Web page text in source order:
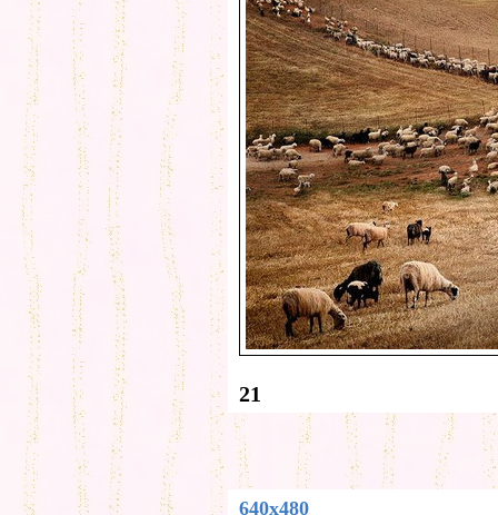
21
640x480